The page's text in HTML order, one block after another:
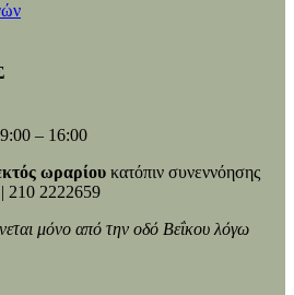
– 16:00
ωραρίου κατόπιν συνεννόησης
210 2222659
μόνο από την οδό Βεΐκου λόγω